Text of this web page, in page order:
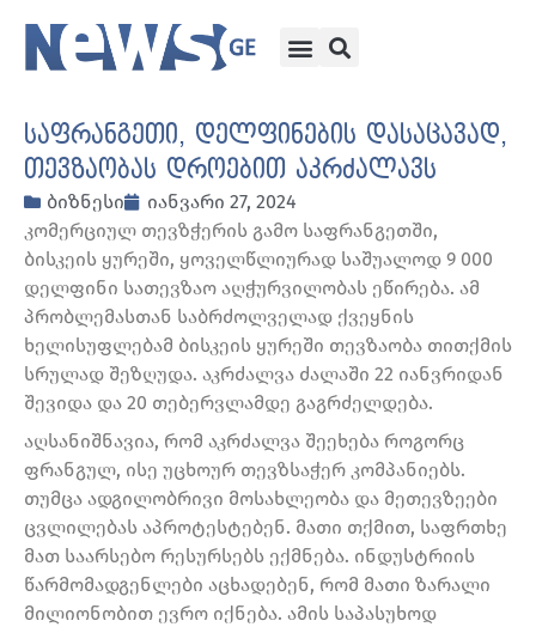
საფრანგეთი, დელფინების დასაცავად,
თევზაობას დროებით აკრძალავს
ბიზნესი
იანვარი 27, 2024
კომერციულ თევზჭერის გამო საფრანგეთში,
ბისკეის ყურეში, ყოველწლიურად საშუალოდ 9 000
დელფინი სათევზაო აღჭურვილობას ეწირება. ამ
პრობლემასთან საბრძოლველად ქვეყნის
ხელისუფლებამ ბისკეის ყურეში თევზაობა თითქმის
სრულად შეზღუდა. აკრძალვა ძალაში 22 იანვრიდან
შევიდა და 20 თებერვლამდე გაგრძელდება.
აღსანიშნავია, რომ აკრძალვა შეეხება როგორც
ფრანგულ, ისე უცხოურ თევზსაჭერ კომპანიებს.
თუმცა ადგილობრივი მოსახლეობა და მეთევზეები
ცვლილებას აპროტესტებენ. მათი თქმით, საფრთხე
მათ საარსებო რესურსებს ექმნება. ინდუსტრიის
წარმომადგენლები აცხადებენ, რომ მათი ზარალი
მილიონობით ევრო იქნება. ამის საპასუხოდ